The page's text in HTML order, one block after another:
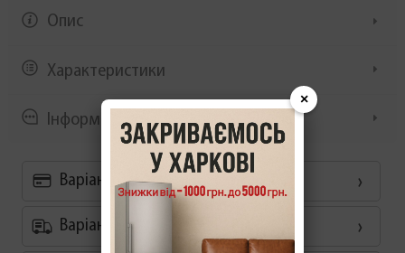
Опис
Характеристики
Інформація/демонстрація
Варіанти оплати
Варіанти доставки
×